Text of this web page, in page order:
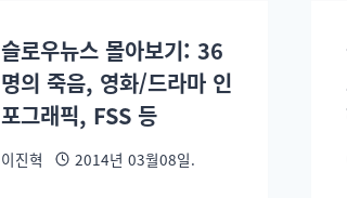
슬로우뉴스 몰아보기: 36
명의 죽음, 영화/드라마 인
포그래픽, FSS 등
이진혁 2014년 03월08일.